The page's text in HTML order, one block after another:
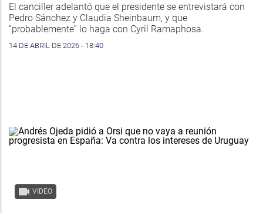
El canciller adelantó que el presidente se entrevistará con
Pedro Sánchez y Claudia Sheinbaum, y que
“probablemente” lo haga con Cyril Ramaphosa.
14 DE ABRIL DE 2026 - 18:40
VIDEO